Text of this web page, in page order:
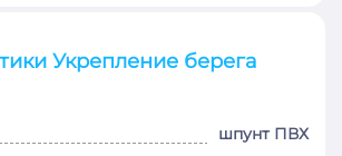
Укрепление берега
шпунт ПВХ